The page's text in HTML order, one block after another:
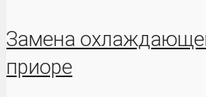
Замена
приоре